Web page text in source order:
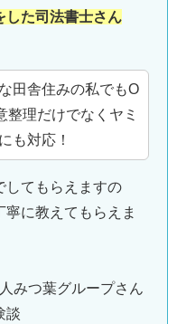
した司法書士さん
田舎住みの私でもO
整理だけでなくヤミ
も対応！
てもらえますの
に教えてもらえま
みつ葉グループさん
談